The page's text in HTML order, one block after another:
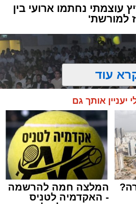
עוצמתי נחתמו ארועי בין
למורשת'
עוד
יעניין אותך גם
המלצה חמה להרשמה
- האקדמיה לטניס